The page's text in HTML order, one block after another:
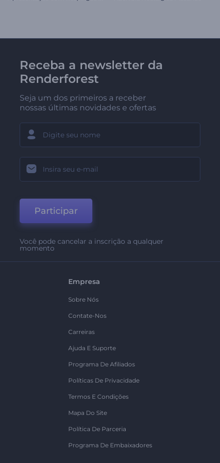
Receba a newsletter da
Renderforest
Seja um dos primeiros a receber
nossas últimas novidades e ofertas
Participar
Você pode cancelar a inscrição a qualquer
momento
Empresa
Sobre Nós
Contate-Nos
Carreiras
Ajuda E Suporte
Programa De Afiliados
Políticas De Privacidade
Termos E Condições
Mapa Do Site
Política De Parceria
Programa De Embaixadores